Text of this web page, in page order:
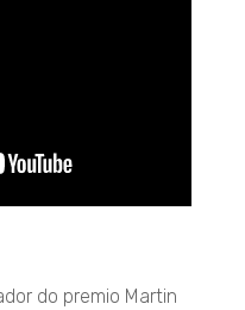
do premio Martin